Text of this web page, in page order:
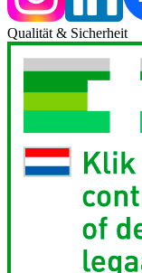
Qualität & Sicherheit